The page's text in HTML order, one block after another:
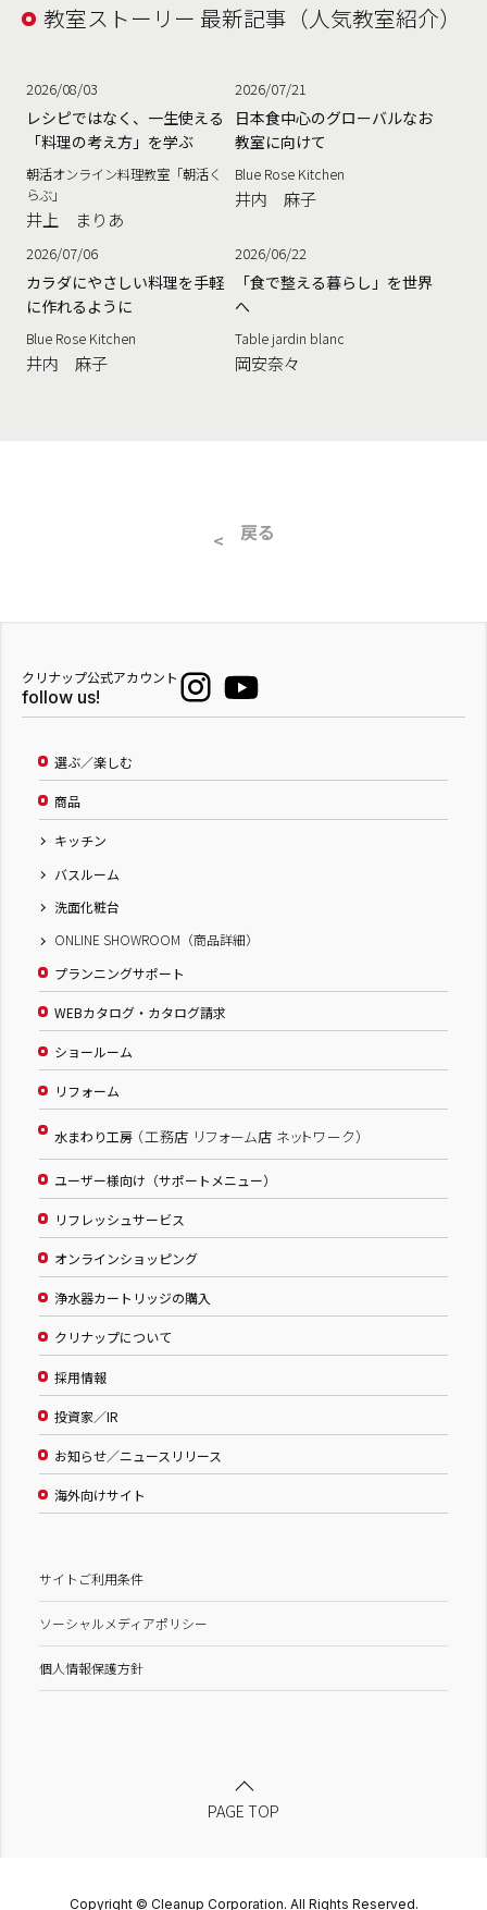
教室ストーリー 最新記事（人気教室紹介）
2026/08/03
レシピではなく、一生使える
「料理の考え方」を学ぶ
朝活オンライン料理教室「朝活く
らぶ」
井上 まりあ
2026/07/21
日本食中心のグローバルなお
教室に向けて
Blue Rose Kitchen
井内 麻子
2026/07/06
カラダにやさしい料理を手軽
に作れるように
Blue Rose Kitchen
井内 麻子
2026/06/22
「食で整える暮らし」を世界
へ
Table jardin blanc
岡安奈々
戻る
クリナップ公式アカウント
follow us!
選ぶ／楽しむ
商品
キッチン
バスルーム
洗面化粧台
ONLINE SHOWROOM（商品詳細）
プランニングサポート
WEBカタログ・カタログ請求
ショールーム
リフォーム
水まわり工房 （工務店 リフォーム店 ネットワーク）
ユーザー様向け（サポートメニュー）
リフレッシュサービス
オンラインショッピング
浄水器カートリッジの購入
クリナップについて
採用情報
投資家／IR
お知らせ／ニュースリリース
海外向けサイト
サイトご利用条件
ソーシャルメディアポリシー
個人情報保護方針
PAGE TOP
Copyright © Cleanup Corporation. All Rights Reserved.